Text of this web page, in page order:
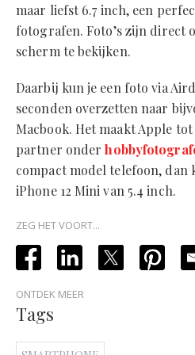
maar liefst 6.7 inch, een
fotografen. Foto’s zijn direct
scherm te bekijken.
Daarbij kun je een foto via
seconden overzetten naar
Macbook. Het maakt Apple
partner onder
compact model telefoon, dan
iPhone 12 Mini van 5.4 inch.
ZEG HET VOORT...
ONTDEK MEER
Tags